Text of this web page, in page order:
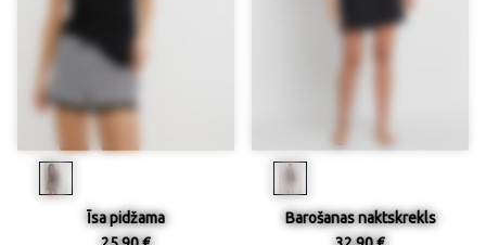
Īsa pidžama
Barošanas naktskrekls